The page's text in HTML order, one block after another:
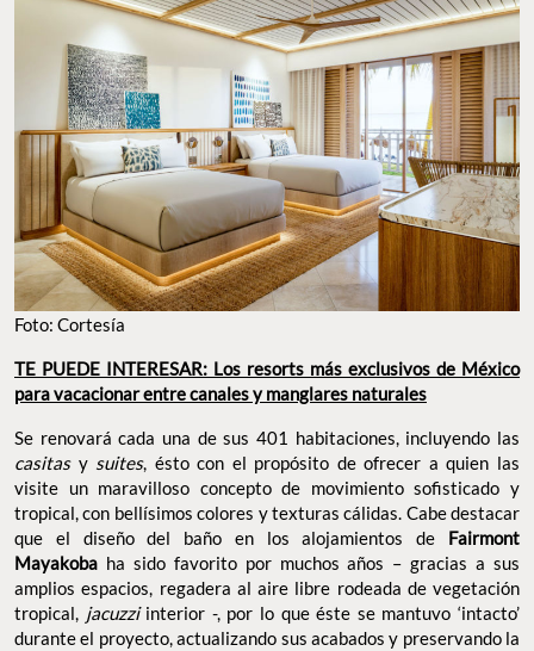
Foto: Cortesía
TE PUEDE INTERESAR: Los resorts más exclusivos de México
para vacacionar entre canales y manglares naturales
Se renovará cada una de sus 401 habitaciones, incluyendo las
casitas y suites, ésto con el propósito de ofrecer a quien las
visite un maravilloso concepto de movimiento sofisticado y
tropical, con bellísimos colores y texturas cálidas. Cabe destacar
que el diseño del baño en los alojamientos de Fairmont
Mayakoba ha sido favorito por muchos años – gracias a sus
amplios espacios, regadera al aire libre rodeada de vegetación
tropical, jacuzzi interior -, por lo que éste se mantuvo ‘intacto’
durante el proyecto, actualizando sus acabados y preservando la